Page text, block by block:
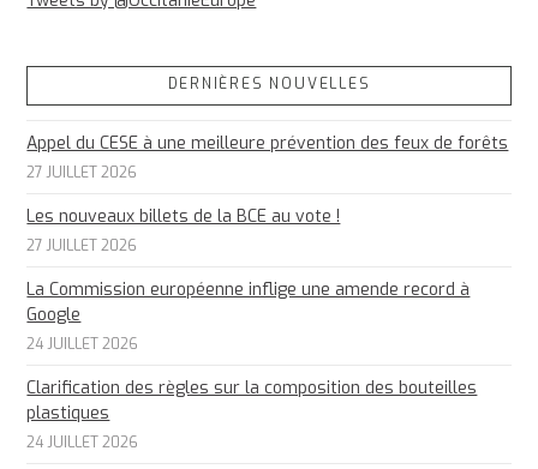
DERNIÈRES NOUVELLES
Appel du CESE à une meilleure prévention des feux de forêts
27 JUILLET 2026
Les nouveaux billets de la BCE au vote !
27 JUILLET 2026
La Commission européenne inflige une amende record à
Google
24 JUILLET 2026
Clarification des règles sur la composition des bouteilles
plastiques
24 JUILLET 2026